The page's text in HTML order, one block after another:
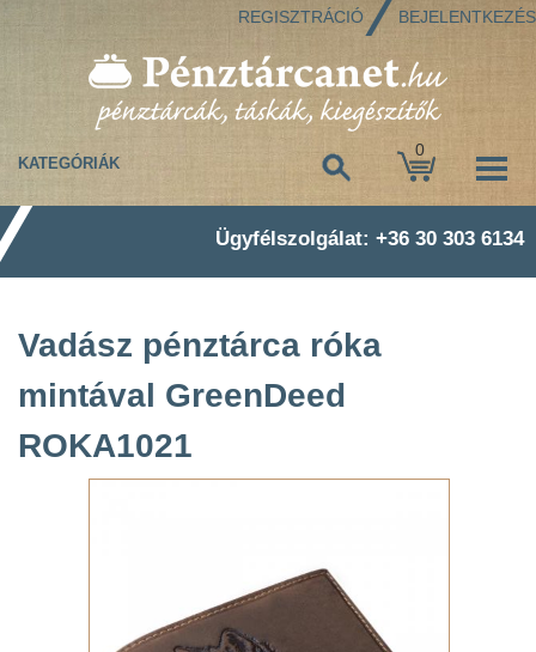
REGISZTRÁCIÓ BEJELENTKEZÉS
0
KATEGÓRIÁK
Ügyfélszolgálat: +36 30 303 6134
Vadász pénztárca róka
mintával GreenDeed
ROKA1021